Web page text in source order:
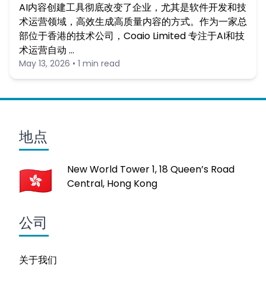
AI内容创建工具彻底改变了企业，尤其是软件开发和技
术运营领域，高效生成高质量内容的方式。作为一家总
部位于香港的技术公司，Coaio Limited 专注于AI和技
术运营自动 …
May 13, 2026 • 1 min read
地点
New World Tower 1, 18 Queen’s Road
Central, Hong Kong
公司
关于我们